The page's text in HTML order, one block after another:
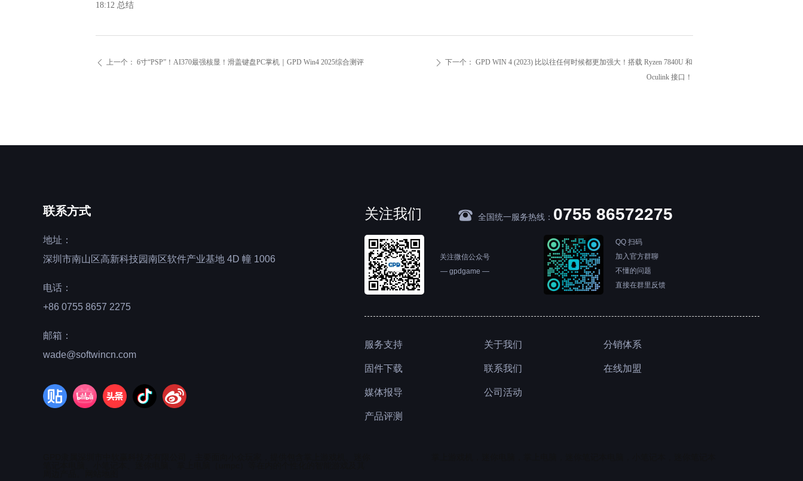
ꄴ 上一个： 6寸“PSP”！AI370最强核显！滑盖键盘PC掌机｜GPD Win4 2025综合测评 ꄲ 下一个： GPD WIN 4 (2023) 比以往任何时候都更加强大！搭载 Ryzen 7840U 和
Oculink 接口！
18:12 总结
服务支持
固件下载
媒体报导
产品评测
关于我们
联系我们
公司活动
分销体系
在线加盟
关注我们 뀰 全国统一服务热线： 0755 86572275
关注微信公众号
— gpdgame —
QQ 扫码
加入官方群聊
不懂的问题
直接在群里反馈
联系方式
地址：
深圳市南山区高新科技园南区软件产业基地 4D 幢 1006
电话：
+86 0755 8657 2275
邮箱：
wade@softwincn.com